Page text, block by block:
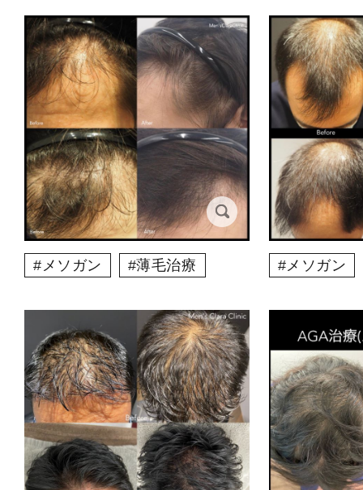
メソガン 薄毛治療 メソガン